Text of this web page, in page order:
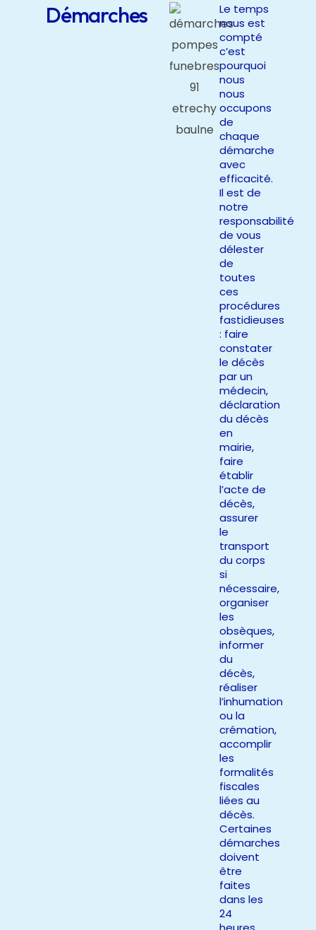
Démarches
Le temps
nous est
compté
c’est
pourquoi
nous
nous
occupons
de
chaque
démarche
avec
efficacité.
Il est de
notre
responsabilité
de vous
délester
de
toutes
ces
procédures
fastidieuses
: faire
constater
le décès
par un
médecin,
déclaration
du décès
en
mairie,
faire
établir
l’acte de
décès,
assurer
le
transport
du corps
si
nécessaire,
organiser
les
obsèques,
informer
du
décès,
réaliser
l’inhumation
ou la
crémation,
accomplir
les
formalités
fiscales
liées au
décès.
Certaines
démarches
doivent
être
faites
dans les
24